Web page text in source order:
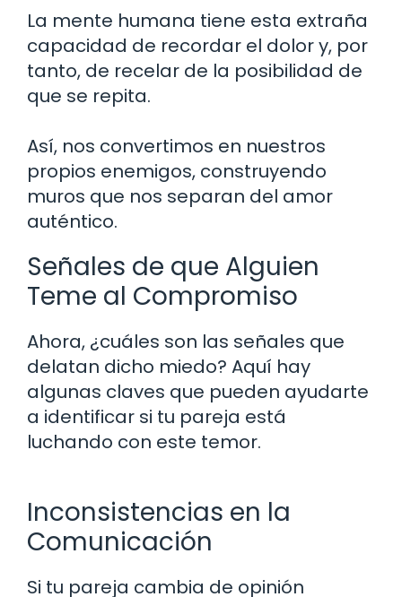
La mente humana tiene esta extraña
capacidad de recordar el dolor y, por
tanto, de recelar de la posibilidad de
que se repita.
Así, nos convertimos en nuestros
propios enemigos, construyendo
muros que nos separan del amor
auténtico.
Señales de que Alguien
Teme al Compromiso
Ahora, ¿cuáles son las señales que
delatan dicho miedo? Aquí hay
algunas claves que pueden ayudarte
a identificar si tu pareja está
luchando con este temor.
Inconsistencias en la
Comunicación
Si tu pareja cambia de opinión